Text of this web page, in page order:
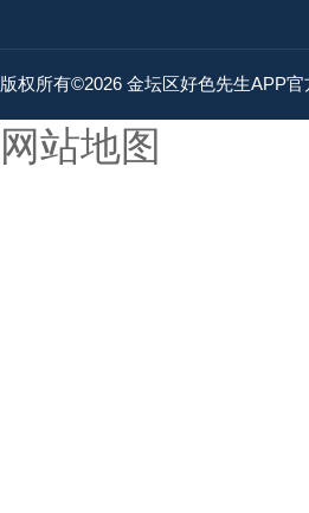
版权所有©2026 金坛区好色先生APP
网站地图